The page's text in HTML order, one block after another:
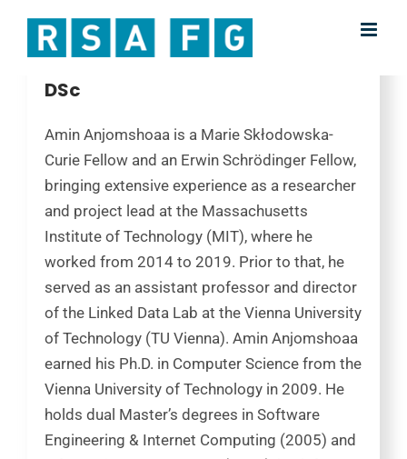
contentScientific Studio Director SDIS &
DSc
Amin Anjomshoaa is a MarieSkłodowska-
Curie Fellow and an Erwin Schrödinger Fellow,
bringing extensive experience as a researcher
and project lead at the Massachusetts
Institute of Technology (MIT), where he
worked from 2014 to 2019. Prior to that, he
served as an assistant professor and director
of the Linked Data Lab at the Vienna University
of Technology (TU Vienna). AminAnjomshoaa
earned his Ph.D. in Computer Science from the
Vienna University of Technology in 2009. He
holds dual Master’s degrees in Software
Engineering & Internet Computing (2005) and